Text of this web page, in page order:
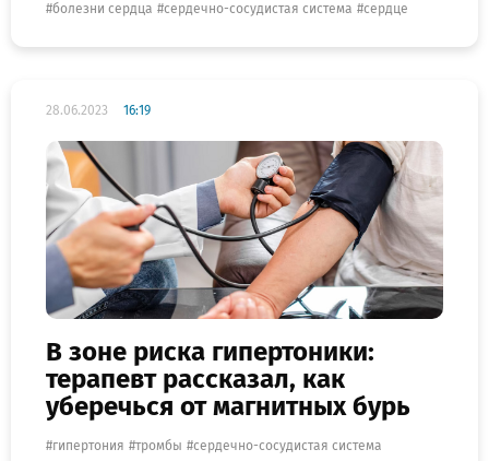
болезни сердца сердечно-сосудистая система сердце
28.06.2023 16:19
В зоне риска гипертоники:
терапевт рассказал, как
уберечься от магнитных бурь
гипертония тромбы
сердечно-сосудистая система